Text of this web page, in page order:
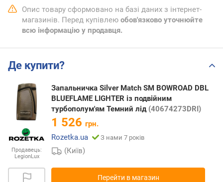
Опис товару сформовано на базі даних з інтернет-
магазинів. Перед купівлею обов'язково уточнюйте
всю інформацію у продавця.
Де купити?
Продавець:
LegionLux
Запальничка Silver Match SM BOWROAD DBL
BLUEFLAME LIGHTER із подвійним
турбополум'ям Темний лід (40674273DRI)
1 526 грн.
Rozetka.ua
З нами 7 років
(Київ)
Перейти в магазин